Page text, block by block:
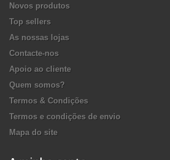
Novos produtos
Top sellers
As nossas lojas
Contacte-nos
Apoio ao cliente
Quem somos?
Termos & Condições
Termos e condições de envio
Mapa do site